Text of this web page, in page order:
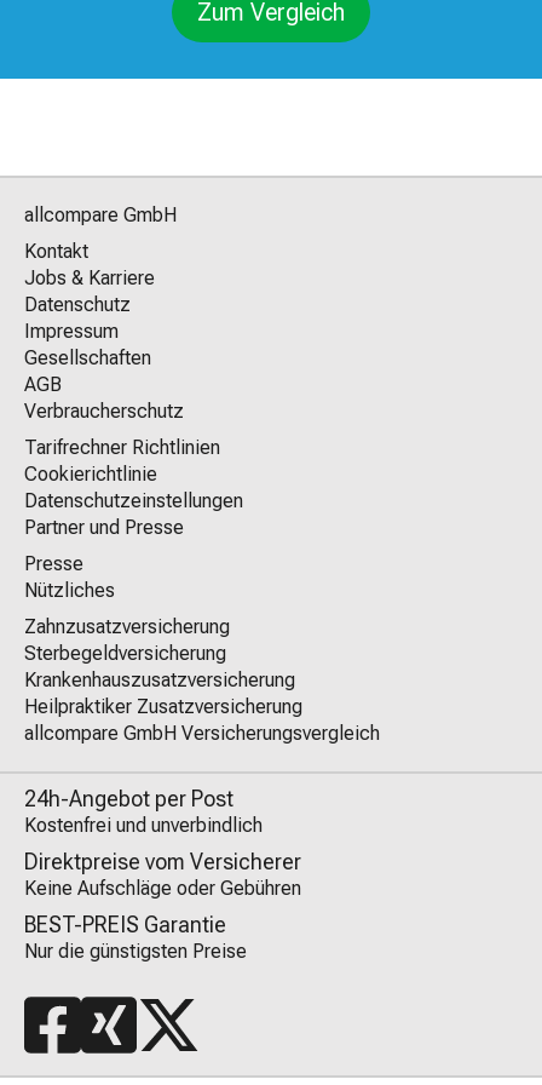
Zum Vergleich
allcompare GmbH
Kontakt
Jobs & Karriere
Datenschutz
Impressum
Gesellschaften
AGB
Verbraucherschutz
Tarifrechner Richtlinien
Cookierichtlinie
Datenschutzeinstellungen
Partner und Presse
Presse
Nützliches
Zahnzusatzversicherung
Sterbegeldversicherung
Krankenhauszusatzversicherung
Heilpraktiker Zusatzversicherung
allcompare GmbH Versicherungsvergleich
24h-Angebot per Post
Kostenfrei und unverbindlich
Direktpreise vom Versicherer
Keine Aufschläge oder Gebühren
BEST-PREIS Garantie
Nur die günstigsten Preise